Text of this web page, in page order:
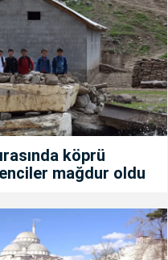
köprü
mağdur oldu